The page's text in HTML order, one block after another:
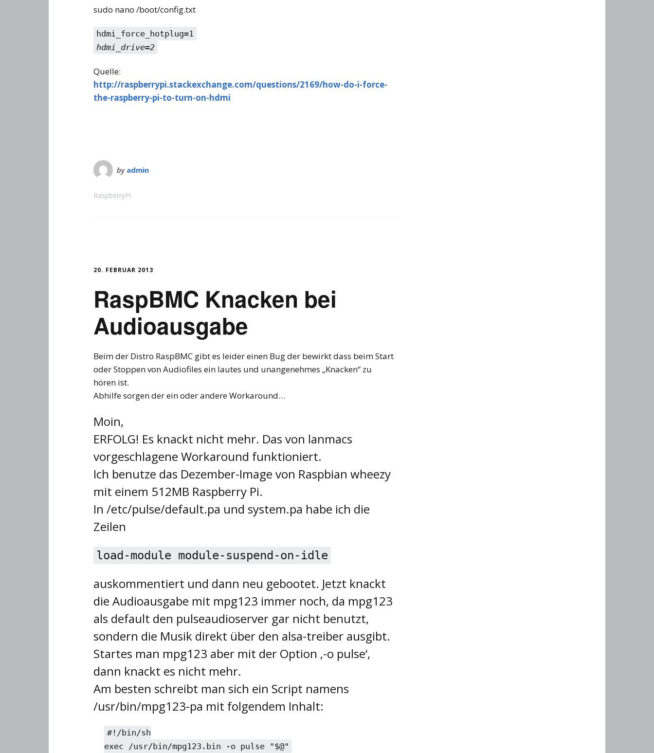
sudo nano /boot/config.txt
hdmi_force_hotplug=1
hdmi_drive=2
Quelle:
http://raspberrypi.stackexchange.com/questions/2169/how-do-i-force-
the-raspberry-pi-to-turn-on-hdmi
by admin
RaspberryPi
20. FEBRUAR 2013
RaspBMC Knacken bei
Audioausgabe
Beim der Distro RaspBMC gibt es leider einen Bug der bewirkt dass beim Start
oder Stoppen von Audiofiles ein lautes und unangenehmes „Knacken“ zu
hören ist.
Abhilfe sorgen der ein oder andere Workaround…
Moin,
ERFOLG! Es knackt nicht mehr. Das von lanmacs
vorgeschlagene Workaround funktioniert.
Ich benutze das Dezember-Image von Raspbian wheezy
mit einem 512MB Raspberry Pi.
In /etc/pulse/default.pa und system.pa habe ich die
Zeilen
load-module module-suspend-on-idle
auskommentiert und dann neu gebootet. Jetzt knackt
die Audioausgabe mit mpg123 immer noch, da mpg123
als default den pulseaudioserver gar nicht benutzt,
sondern die Musik direkt über den alsa-treiber ausgibt.
Startes man mpg123 aber mit der Option ‚-o pulse‘,
dann knackt es nicht mehr.
Am besten schreibt man sich ein Script namens
/usr/bin/mpg123-pa mit folgendem Inhalt:
#!/bin/sh
exec /usr/bin/mpg123.bin -o pulse "$@"